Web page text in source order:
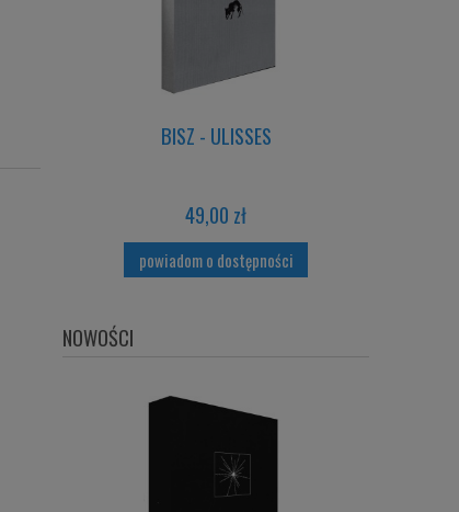
BISZ - ULISSES
49,00 zł
powiadom o dostępności
NOWOŚCI